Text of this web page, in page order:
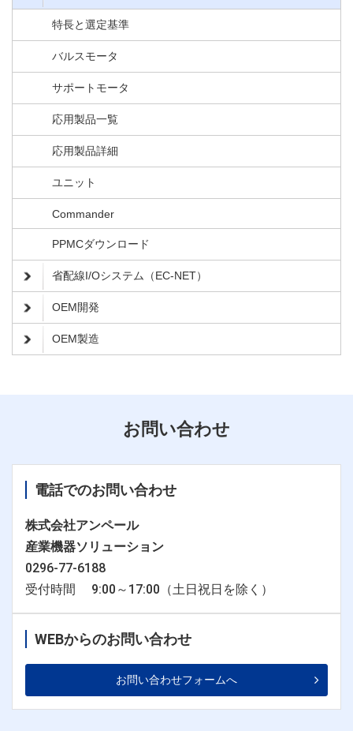
特長と選定基準
バルスモータ
サポートモータ
応用製品一覧
応用製品詳細
ユニット
Commander
PPMCダウンロード
省配線I/Oシステム（EC-NET）
OEM開発
OEM製造
お問い合わせ
電話でのお問い合わせ
株式会社アンペール
産業機器ソリューション
0296-77-6188
受付時間 9:00～17:00（土日祝日を除く）
WEBからのお問い合わせ
お問い合わせフォームへ